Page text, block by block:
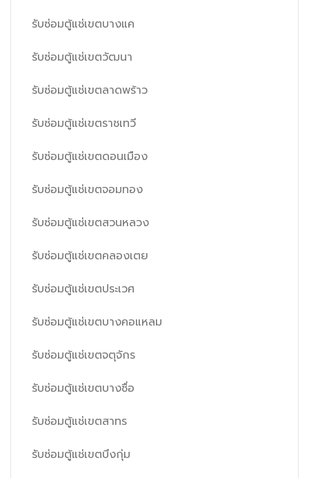
รับซ่อมตู้แช่เขตบางแค
รับซ่อมตู้แช่เขตวัฒนา
รับซ่อมตู้แช่เขตลาดพร้าว
รับซ่อมตู้แช่เขตราชเทวี
รับซ่อมตู้แช่เขตดอนเมือง
รับซ่อมตู้แช่เขตจอมทอง
รับซ่อมตู้แช่เขตสวนหลวง
รับซ่อมตู้แช่เขตคลองเตย
รับซ่อมตู้แช่เขตประเวศ
รับซ่อมตู้แช่เขตบางคอแหลม
รับซ่อมตู้แช่เขตจตุจักร
รับซ่อมตู้แช่เขตบางซื่อ
รับซ่อมตู้แช่เขตสาทร
รับซ่อมตู้แช่เขตบึงกุ่ม